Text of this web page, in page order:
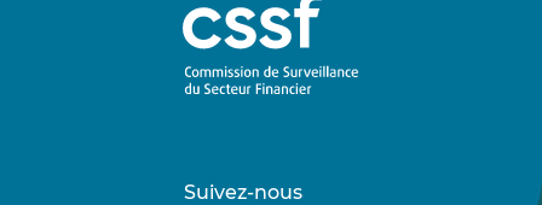
Suivez-nous